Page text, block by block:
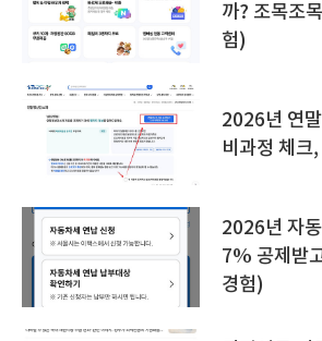
까? 조목조
험)
2026년 연
비과정 체크
2026년 자
7% 공제받
경험)